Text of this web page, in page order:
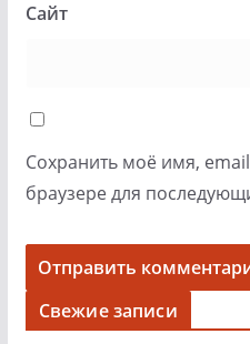
Сайт
Сохранить моё имя,
браузере для
Свежие записи